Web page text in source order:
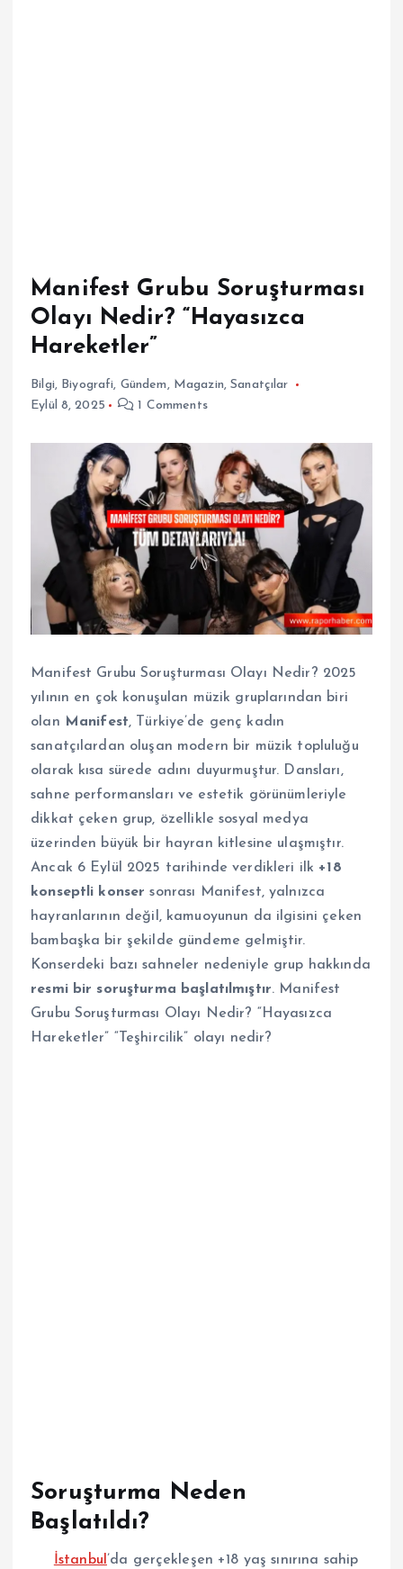
Manifest Grubu Soruşturması
Olayı Nedir? “Hayasızca
Hareketler”
Bilgi, Biyografi, Gündem , Magazin,Sanatçılar
Eylül 8, 2025
1 Comments
Manifest Grubu Soruşturması Olayı Nedir? 2025
yılının en çok konuşulan müzik gruplarından biri
olan Manifest, Türkiye’de genç kadın
sanatçılardan oluşan modern bir müzik topluluğu
olarak kısa sürede adını duyurmuştur. Dansları,
sahne performansları ve estetik görünümleriyle
dikkat çeken grup, özellikle sosyal medya
üzerinden büyük bir hayran kitlesine ulaşmıştır.
Ancak 6 Eylül 2025 tarihinde verdikleri ilk +18
konseptli konser sonrası Manifest, yalnızca
hayranlarının değil, kamuoyunun da ilgisini çeken
bambaşka bir şekilde gündeme gelmiştir.
Konserdeki bazı sahneler nedeniyle grup hakkında
resmi bir soruşturma başlatılmıştır. Manifest
Grubu Soruşturması Olayı Nedir? “Hayasızca
Hareketler” “Teşhircilik” olayı nedir?
Soruşturma Neden
Başlatıldı?
İstanbul ’da gerçekleşen +18 yaş sınırına sahip